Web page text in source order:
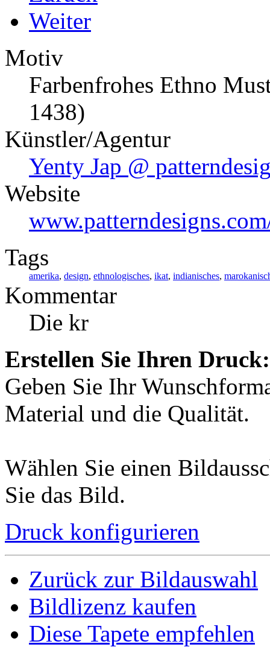
Weiter
Motiv
Farbenfrohes Ethno
1438)
Künstler/Agentur
Yenty Jap @
Website
Tags
amerika, design, ethnologisches, ikat, indianisches,
Kommentar
Die kr
Erstellen Sie Ihren Druck:
Geben Sie Ihr
Material und die Qualität.
Wählen Sie einen
Sie das Bild.
Druck konfigurieren
Zurück zur Bildauswahl
Bildlizenz kaufen
Diese Tapete empfehlen